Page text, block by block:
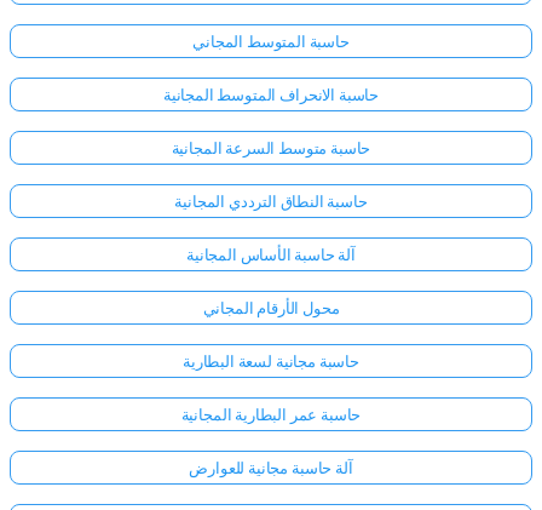
حاسبة المتوسط المجاني
حاسبة الانحراف المتوسط المجانية
حاسبة متوسط السرعة المجانية
حاسبة النطاق الترددي المجانية
آلة حاسبة الأساس المجانية
محول الأرقام المجاني
حاسبة مجانية لسعة البطارية
حاسبة عمر البطارية المجانية
آلة حاسبة مجانية للعوارض